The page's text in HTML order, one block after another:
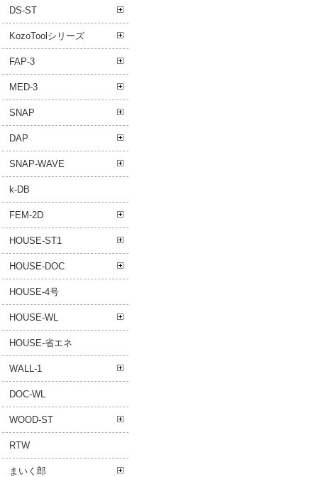
DS-ST
KozoToolシリーズ
FAP-3
MED-3
SNAP
DAP
SNAP-WAVE
k-DB
FEM-2D
HOUSE-ST1
HOUSE-DOC
HOUSE-4号
HOUSE-WL
HOUSE-省エネ
WALL-1
DOC-WL
WOOD-ST
RTW
まいく郎